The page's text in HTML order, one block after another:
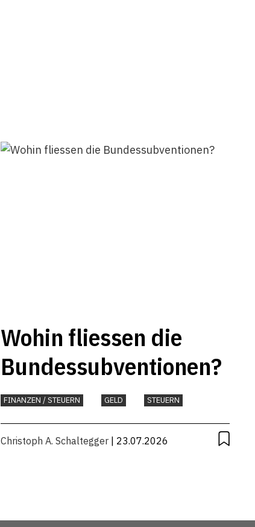
Wohin fliessen die
Bundessubventionen?
FINANZEN / STEUERN GELD STEUERN
Christoph A. Schaltegger | 23.07.2026